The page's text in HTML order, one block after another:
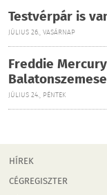
Testvérpár is
JÚLIUS 26., VASÁRNAP
Freddie
JÚLIUS 24., PÉNTEK
HÍREK
CÉGREGISZTER